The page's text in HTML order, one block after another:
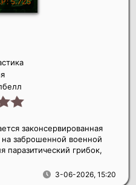
3-06-2026, 15:20
законсервированная
на заброшенной военной
паразитический грибок,